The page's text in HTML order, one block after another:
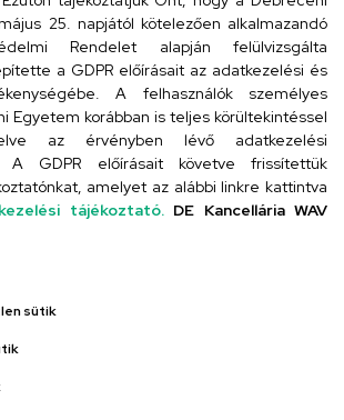
Kossuth utca 33.
telefonkönyv
25. napjától kötelezően alkalmazandó
Rendelet alapján felülvizsgálta
a GDPR előírásait az adatkezelési és
A felhasználók személyes
Egyetem korábban is teljes körültekintéssel
az érvényben lévő adatkezelési
A GDPR előírásait követve frissítettük
amelyet az alábbi linkre kattintva
tájékoztató. DE Kancellária WAV
sütik